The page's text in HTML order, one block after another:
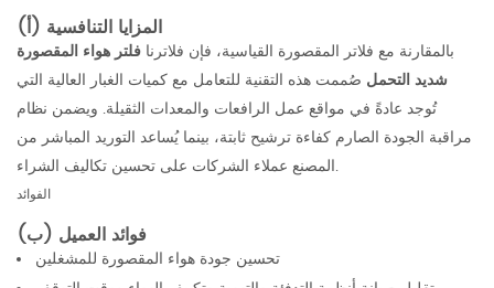
المزايا التنافسية (أ)
بالمقارنة مع فلاتر المقصورة القياسية، فإن فلاترنا فلتر هواء المقصورة
شديد التحمل صُممت هذه التقنية للتعامل مع كميات الغبار العالية التي
تُوجد عادةً في مواقع عمل الرافعات والمعدات الثقيلة. ويضمن نظام
مراقبة الجودة الصارم كفاءة ترشيح ثابتة، بينما يُساعد التوريد المباشر من
المصنع عملاء الشركات على تحسين تكاليف الشراء.
الفوائد
فوائد العميل (ب)
تحسين جودة هواء المقصورة للمشغلين